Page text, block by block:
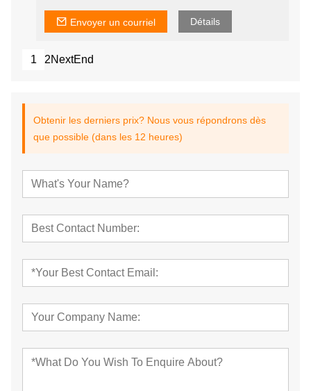
Envoyer un courriel Détails
1 2NextEnd
Obtenir les derniers prix? Nous vous répondrons dès
que possible (dans les 12 heures)